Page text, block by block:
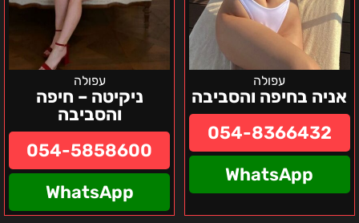
עפולה
אניה בחיפה והסביבה
054-8366432
WhatsApp
עפולה
ניקיטה – חיפה
והסביבה
054-5858600
WhatsApp